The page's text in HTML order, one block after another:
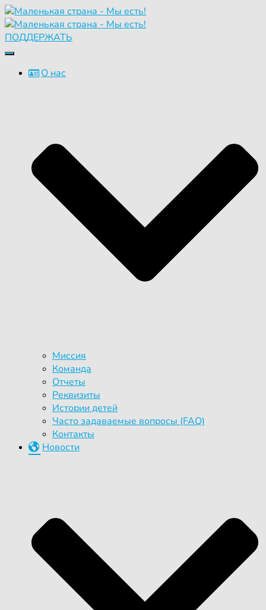
ПОДДЕРЖАТЬ
Переключить
навигациюО нас
Миссия
Команда
Отчеты
Реквизиты
Истории детей
Часто задаваемые вопросы (FAQ)
Контакты
Новости